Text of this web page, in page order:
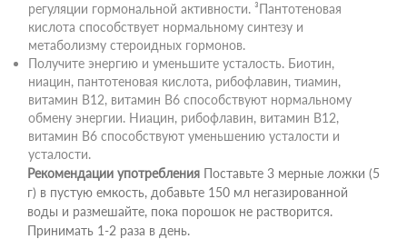
регуляции гормональной активности. ³Пантотеновая
кислота способствует нормальному синтезу и
метаболизму стероидных гормонов.
Получите энергию и уменьшите усталость. Биотин,
ниацин, пантотеновая кислота, рибофлавин, тиамин,
витамин B12, витамин B6 способствуют нормальному
обмену энергии. Ниацин, рибофлавин, витамин B12,
витамин B6 способствуют уменьшению усталости и
усталости.
Рекомендации употребления Поставьте 3 мерные ложки (5
г) в пустую емкость, добавьте 150 мл негазированной
воды и размешайте, пока порошок не растворится.
Принимать 1-2 раза в день.